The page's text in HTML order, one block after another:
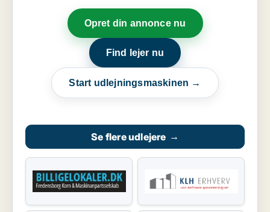
Opret din annonce nu
Find lejer nu
Start udlejningsmaskinen →
Se flere udlejere →